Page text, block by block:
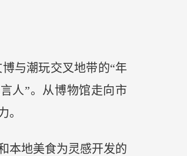
与潮玩交叉地带的“年
人”。从博物馆走向市
。
本地美食为灵感开发的